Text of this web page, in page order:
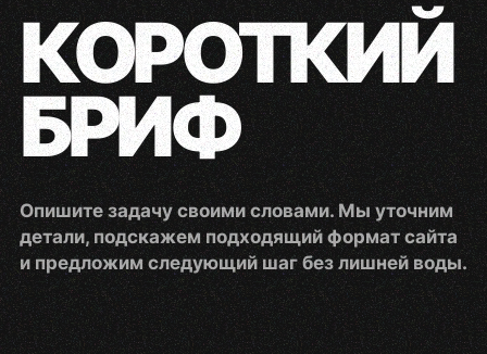
КОРОТКИЙ
БРИФ
Опишите задачу своими словами. Мы уточним
детали, подскажем подходящий формат сайта
и предложим следующий шаг без лишней воды.